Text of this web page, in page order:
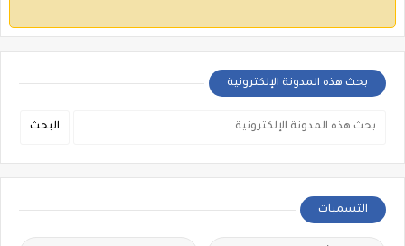
بحث هذه المدونة الإلكترونية
التسميات